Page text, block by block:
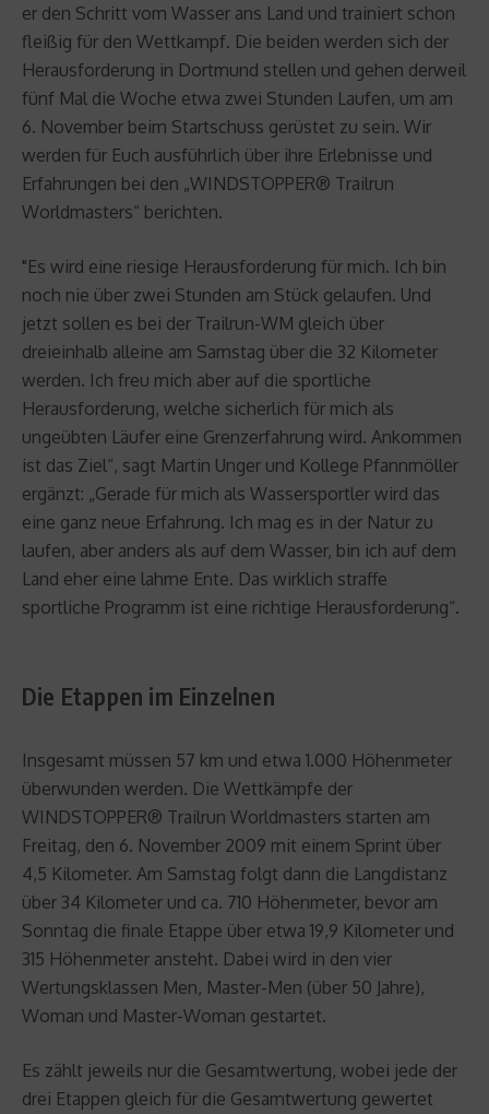
er den Schritt vom Wasser ans Land und trainiert schon
fleißig für den Wettkampf. Die beiden werden sich der
Herausforderung in Dortmund stellen und gehen derweil
fünf Mal die Woche etwa zwei Stunden Laufen, um am
6. November beim Startschuss gerüstet zu sein. Wir
werden für Euch ausführlich über ihre Erlebnisse und
Erfahrungen bei den „WINDSTOPPER® Trailrun
Worldmasters“ berichten.
"Es wird eine riesige Herausforderung für mich. Ich bin
noch nie über zwei Stunden am Stück gelaufen. Und
jetzt sollen es bei der Trailrun-WM gleich über
dreieinhalb alleine am Samstag über die 32 Kilometer
werden. Ich freu mich aber auf die sportliche
Herausforderung, welche sicherlich für mich als
ungeübten Läufer eine Grenzerfahrung wird. Ankommen
ist das Ziel“, sagt Martin Unger und Kollege Pfannmöller
ergänzt: „Gerade für mich als Wassersportler wird das
eine ganz neue Erfahrung. Ich mag es in der Natur zu
laufen, aber anders als auf dem Wasser, bin ich auf dem
Land eher eine lahme Ente. Das wirklich straffe
sportliche Programm ist eine richtige Herausforderung“.
Die Etappen im Einzelnen
Insgesamt müssen 57 km und etwa 1.000 Höhenmeter
überwunden werden. Die Wettkämpfe der
WINDSTOPPER® Trailrun Worldmasters starten am
Freitag, den 6. November 2009 mit einem Sprint über
4,5 Kilometer. Am Samstag folgt dann die Langdistanz
über 34 Kilometer und ca. 710 Höhenmeter, bevor am
Sonntag die finale Etappe über etwa 19,9 Kilometer und
315 Höhenmeter ansteht. Dabei wird in den vier
Wertungsklassen Men, Master-Men (über 50 Jahre),
Woman und Master-Woman gestartet.
Es zählt jeweils nur die Gesamtwertung, wobei jede der
drei Etappen gleich für die Gesamtwertung gewertet